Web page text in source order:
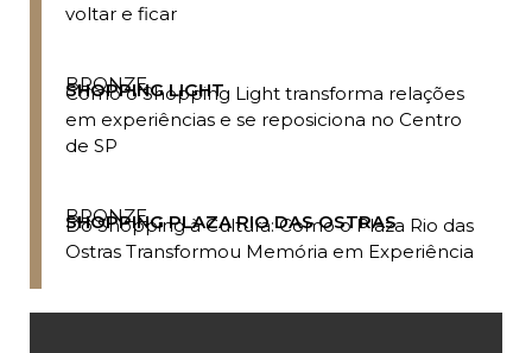
voltar e ficar
BRONZE
SHOPPING LIGHT
Como o Shopping Light transforma relações
em experiências e se reposiciona no Centro
de SP
BRONZE
SHOPPING PLAZA RIO DAS OSTRAS
Do Shopping à Cultura: Como o Plaza Rio das
Ostras Transformou Memória em Experiência